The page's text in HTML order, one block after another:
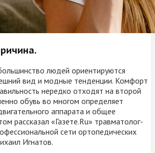
людей ориентируются
вид и модные тенденции. Комфорт
нередко отходят на второй
обувь во многом определяет
аппарата и общее
рассказал «Газете.Ru» травматолог-
сети ортопедических
Игнатов.